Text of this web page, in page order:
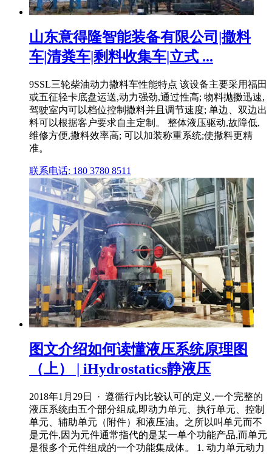
山东意得隆智能装备有限公司|撒料
车|清粪车|剩料收集车|立式 ...
9SSL三轮柴油动力撒料车性能特点 该设备主要采用福田
或五征轻卡底盘运送,动力强劲,通过性高; 物料抛擞迅速,
驾驶室内可以档位控制撒料并且调节速度; 单边、双边出
料可以根据客户要求自主定制。 整体液压驱动,故障低,
维修方便,撒料效率高; 可以加装称重系统;使撒料更精
准。
联系电话: 180 3780 8511
图文介绍如何读懂液压系统原理图
（上） | iHydrostatics静液压
2018年1月29日 · 遵循行内比较认可的定义,一个完整的
液压系统由五个部分组成,即动力单元、执行单元、控制
单元、辅助单元（附件）和液压油。之所以叫单元而不
是元件,因为元件通常指代的是某一单个功能产品,而单元
是很多个元件组成的一个功能集成体。 1. 动力单元动力